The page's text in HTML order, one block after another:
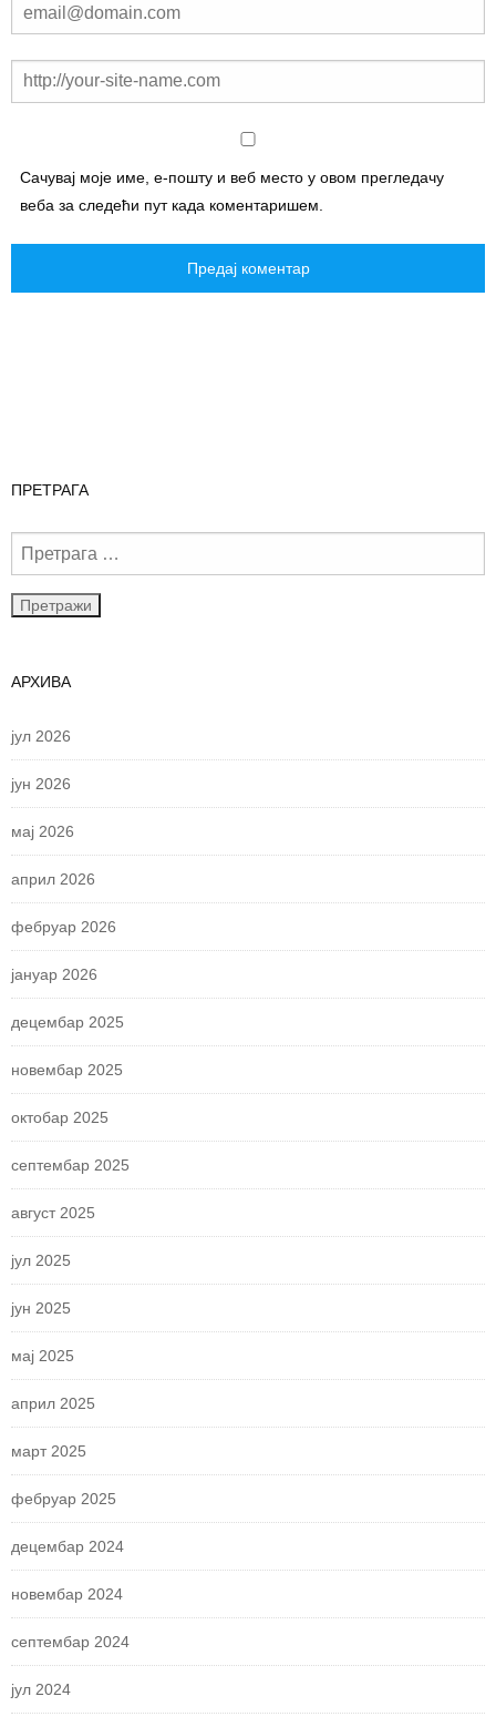
Сачувај моје име, е-пошту и веб место у овом прегледачу
веба за следећи пут када коментаришем.
ПРЕТРАГА
АРХИВА
јул 2026
јун 2026
мај 2026
април 2026
фебруар 2026
јануар 2026
децембар 2025
новембар 2025
октобар 2025
септембар 2025
август 2025
јул 2025
јун 2025
мај 2025
април 2025
март 2025
фебруар 2025
децембар 2024
новембар 2024
септембар 2024
јул 2024